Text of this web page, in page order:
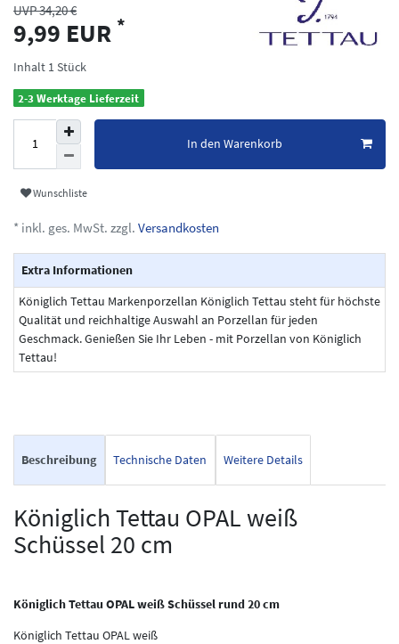
UVP 34,20 €
9,99 EUR *
Inhalt 1 Stück
2-3 Werktage Lieferzeit
In den Warenkorb
Wunschliste
* inkl. ges. MwSt. zzgl. Versandkosten
Extra Informationen
Königlich Tettau Markenporzellan Königlich Tettau steht für höchste
Qualität und reichhaltige Auswahl an Porzellan für jeden
Geschmack. Genießen Sie Ihr Leben - mit Porzellan von Königlich
Tettau!
Beschreibung Technische Daten Weitere Details
Königlich Tettau OPAL weiß
Schüssel 20 cm
Königlich Tettau OPAL weiß Schüssel rund 20 cm
Königlich Tettau OPAL weiß